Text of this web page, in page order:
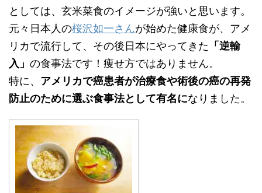
としては、玄米菜食のイメージが強いと思います。
元々日本人の桜沢如一さんが始めた健康食が、アメ
リカで流行して、その後日本にやってきた 「逆輸
入」 の食事法です！痩せ方ではありません。
特に、 アメリカで癌患者が治療食や術後の癌の再発
防止のために選ぶ食事法として有名になりました。